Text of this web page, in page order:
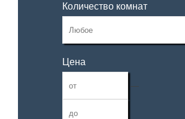
Количество комнат
Цена
—